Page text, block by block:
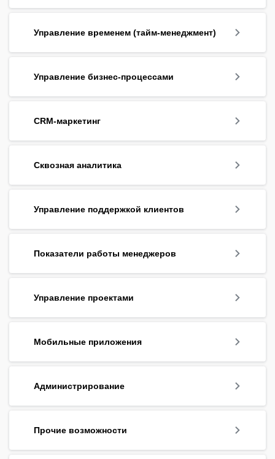
Управление временем (тайм-менеджмент)
Управление бизнес-процессами
CRM-маркетинг
Сквозная аналитика
Управление поддержкой клиентов
Показатели работы менеджеров
Управление проектами
Мобильные приложения
Администрирование
Прочие возможности